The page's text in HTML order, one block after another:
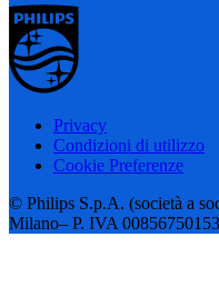
Privacy
Condizioni di utilizzo
Cookie Preferenze
© Philips S.p.A. (società a
Milano– P. IVA